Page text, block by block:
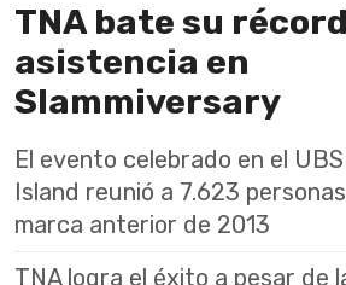
TNA bate su
asistencia en
Slammiversary
El evento celebrado en el
Island reunió a 7.623
marca anterior de 2013
TNA logra el éxito a pesar de